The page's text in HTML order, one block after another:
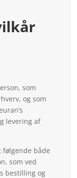
som
og som
levering af
følgende både
som ved
bestilling og